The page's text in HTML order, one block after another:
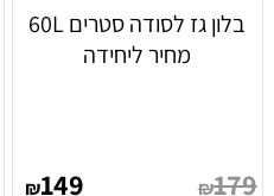
בלון גז לסודה סטרים 60L
מחיר ליחידה
₪179
₪149